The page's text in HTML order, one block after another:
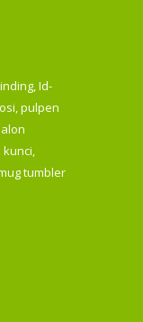
Id-
pulpen
tumbler